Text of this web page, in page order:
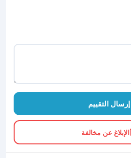
إرسال التقييم
الإبلاغ عن مخالفة